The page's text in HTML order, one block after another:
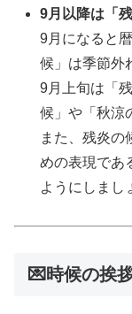
9月以降は「
9月になると
候」は季節外
9月上旬は「
候」や「秋涼
また、残炎の
めの表現であ
ようにしまし
💌時候の挨